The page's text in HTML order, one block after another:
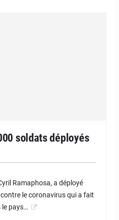
soldats déployés
Ramaphosa, a déployé
le coronavirus qui a fait
le pays…